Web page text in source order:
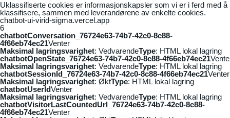
Uklassifiserte cookies er informasjonskapsler som vi er i ferd med å
klassifisere, sammen med leverandørene av enkelte cookies.
chatbot-ui-virid-sigma.vercel.app
6
chatbotConversation_76724e63-74b7-42c0-8c88-
4f66eb74ec21Venter
Maksimal lagringsvarighet: VedvarendeType: HTML lokal lagring
chatbotOpenState_76724e63-74b7-42c0-8c88-4f66eb74ec21
Maksimal lagringsvarighet: VedvarendeType: HTML lokal lagring
chatbotSessionId_76724e63-74b7-42c0-8c88-4f66eb74ec21Venter
Maksimal lagringsvarighet: ØktType: HTML lokal lagring
chatbotUserIdVenter
Maksimal lagringsvarighet: VedvarendeType: HTML lokal lagring
chatbotVisitorLastCountedUrl_76724e63-74b7-42c0-8c88-
4f66eb74ec21Venter